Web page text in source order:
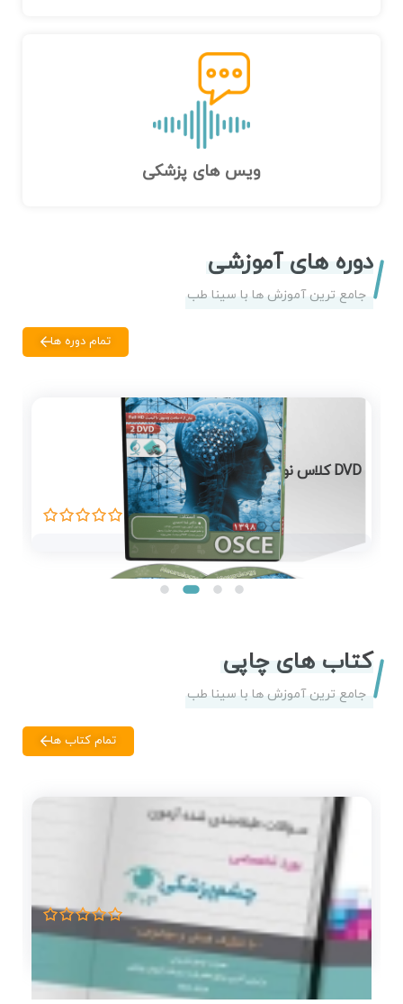
ویس های پزشکی
دوره های آموزشی
جامع ترین آموزش ها با سینا طب
تمام دوره ها
DVD کلاس نورولوژی، OSCE سال ۱۳۹۸
کتاب های چاپی
جامع ترین آموزش ها با سینا طب
تمام کتاب ها
سوالات طبقه بندی شده آزمون بورد تخصصی چشم
پزشکی 1403